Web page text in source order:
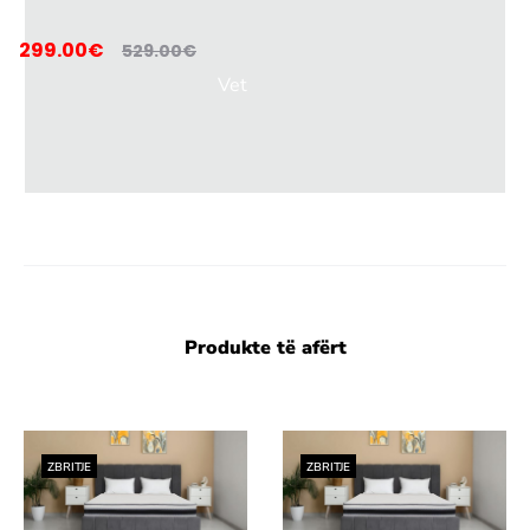
Vet
por
529.00€
299.00€
Produkte të afërt
ZBRITJE ZBRITJE